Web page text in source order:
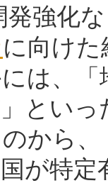
強化
に向け
は、「
とい
から
が特